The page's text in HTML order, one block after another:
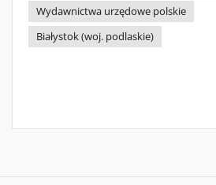
Wydawnictwa urzędowe polskie
Białystok (woj. podlaskie)